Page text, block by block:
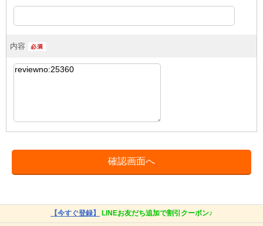
内容
【今すぐ登録】 LINEお友だち追加で割引クーポン♪